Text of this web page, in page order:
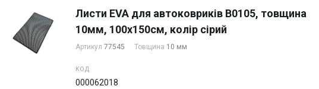
Листи EVA для автоковриків B0105, товщина
10мм, 100х150см, колір сірий
Артикул 77545 Товщина 10 мм
КОД
000062018